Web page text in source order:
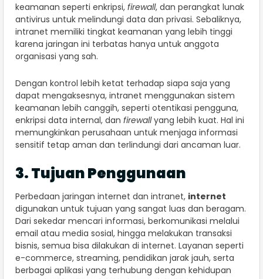
keamanan seperti enkripsi, firewall, dan perangkat lunak
antivirus untuk melindungi data dan privasi. Sebaliknya,
intranet memiliki tingkat keamanan yang lebih tinggi
karena jaringan ini terbatas hanya untuk anggota
organisasi yang sah.
Dengan kontrol lebih ketat terhadap siapa saja yang
dapat mengaksesnya, intranet menggunakan sistem
keamanan lebih canggih, seperti otentikasi pengguna,
enkripsi data internal, dan firewallyang lebih kuat. Hal ini
memungkinkan perusahaan untuk menjaga informasi
sensitif tetap aman dan terlindungi dari ancaman luar.
3. Tujuan Penggunaan
Perbedaan jaringan internet dan intranet, internet
digunakan untuk tujuan yang sangat luas dan beragam.
Dari sekedar mencari informasi, berkomunikasi melalui
email atau media sosial, hingga melakukan transaksi
bisnis, semua bisa dilakukan di internet. Layanan seperti
e-commerce, streaming, pendidikan jarak jauh, serta
berbagai aplikasi yang terhubung dengan kehidupan